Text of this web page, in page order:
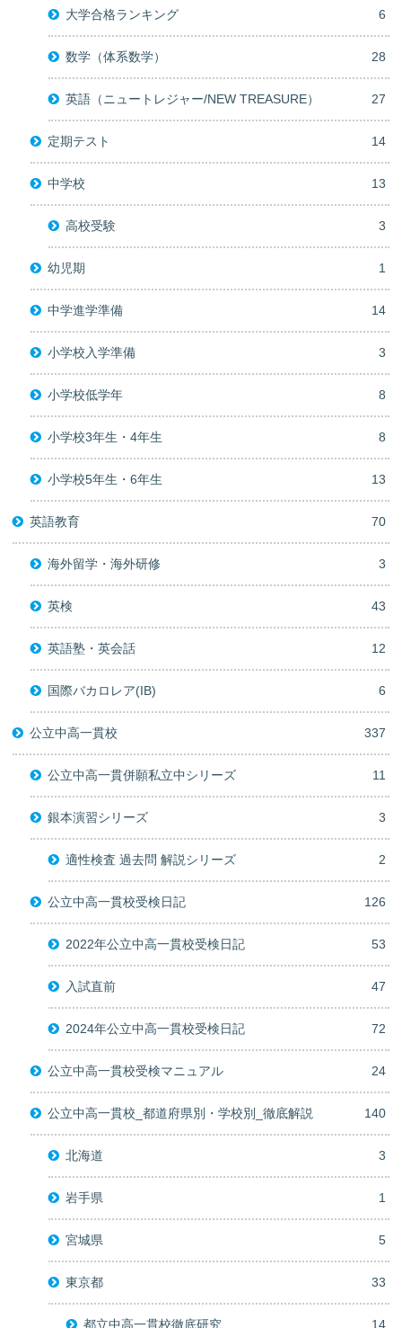
大学合格ランキング 6
数学（体系数学） 28
英語（ニュートレジャー/NEW TREASURE） 27
定期テスト 14
中学校 13
高校受験 3
幼児期 1
中学進学準備 14
小学校入学準備 3
小学校低学年 8
小学校3年生・4年生 8
小学校5年生・6年生 13
英語教育 70
海外留学・海外研修 3
英検 43
英語塾・英会話 12
国際バカロレア(IB) 6
公立中高一貫校 337
公立中高一貫併願私立中シリーズ 11
銀本演習シリーズ 3
適性検査 過去問 解説シリーズ 2
公立中高一貫校受検日記 126
2022年公立中高一貫校受検日記 53
入試直前 47
2024年公立中高一貫校受検日記 72
公立中高一貫校受検マニュアル 24
公立中高一貫校_都道府県別・学校別_徹底解説 140
北海道 3
岩手県 1
宮城県 5
東京都 33
都立中高一貫校徹底研究 14